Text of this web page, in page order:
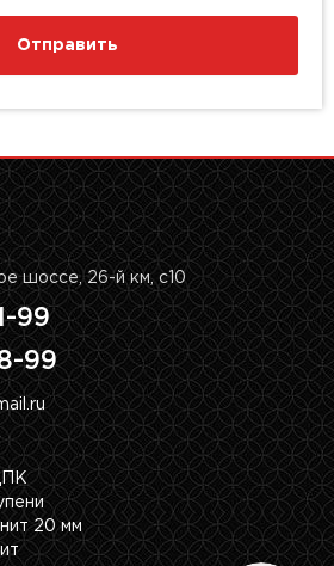
Отправить
шоссе, 26-й км, с10
99
99
20 мм